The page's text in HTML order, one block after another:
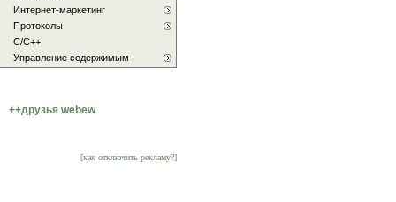
Интернет-маркетинг
Протоколы
С/C++
Управление содержимым
++друзья webew
[как отключить рекламу?]